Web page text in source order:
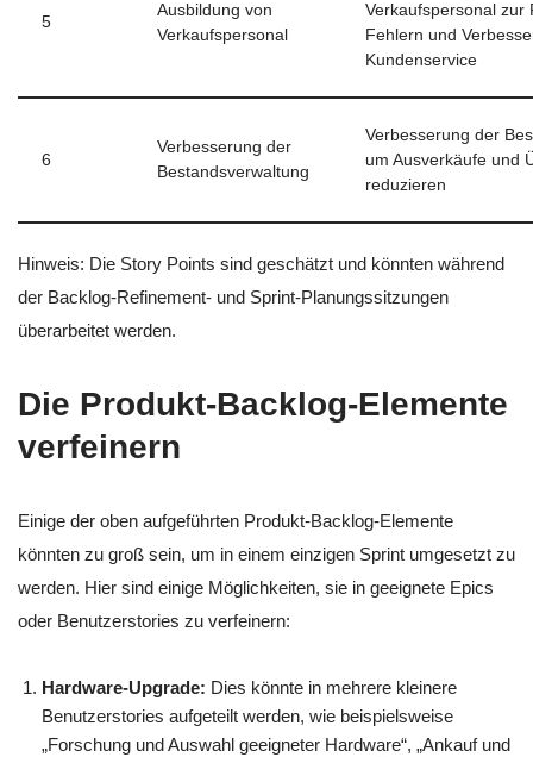
5
Ausbildung von
Verkaufspersonal
Verkaufspersonal zur
Fehlern und
Kundenservice
6
Verbesserung der
Bestandsverwaltung
Verbesserung der
um Ausverkäufe und
reduzieren
Hinweis: Die Story Points sind geschätzt und könnten während
der Backlog-Refinement- und Sprint-Planungssitzungen
überarbeitet werden.
Die Produkt-Backlog-Elemente
verfeinern
Einige der oben aufgeführten Produkt-Backlog-Elemente
könnten zu groß sein, um in einem einzigen Sprint umgesetzt zu
werden. Hier sind einige Möglichkeiten, sie in geeignete Epics
oder Benutzerstories zu verfeinern:
Hardware-Upgrade: Dies könnte in mehrere kleinere
Benutzerstories aufgeteilt werden, wie beispielsweise
„Forschung und Auswahl geeigneter Hardware“, „Ankauf und